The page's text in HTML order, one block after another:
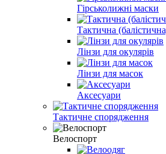
Гірськолижні маски
Тактична
Лінзи для окулярів
Лінзи для масок
Аксесуари
Тактичне спорядження
Велоспорт